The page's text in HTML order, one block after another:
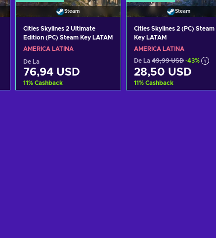
Steam
Cities Skylines 2 Ultimate
Edition (PC) Steam Key LATAM
AMERICA LATINĂ
De La
76,94 USD
11% Cashback
Steam
Cities Skylines 2 (PC) Steam
Key LATAM
AMERICA LATINĂ
De La 49,99 USD -43%
28,50 USD
11% Cashback